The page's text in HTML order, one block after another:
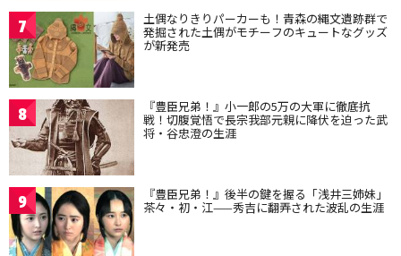
7 土偶なりきりパーカーも！青森の縄文遺跡群で
発掘された土偶がモチーフのキュートなグッズ
が新発売
8 『豊臣兄弟！』小一郎の5万の大軍に徹底抗
戦！切腹覚悟で長宗我部元親に降伏を迫った武
将・谷忠澄の生涯
9 『豊臣兄弟！』後半の鍵を握る「浅井三姉妹」
茶々・初・江——秀吉に翻弄された波乱の生涯